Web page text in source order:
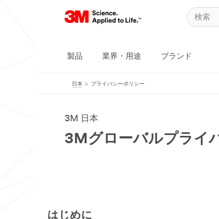
製品 業界・用途 ブランド
日本 プライバシーポリシー
3M 日本
3Mグローバルプライ
はじめに